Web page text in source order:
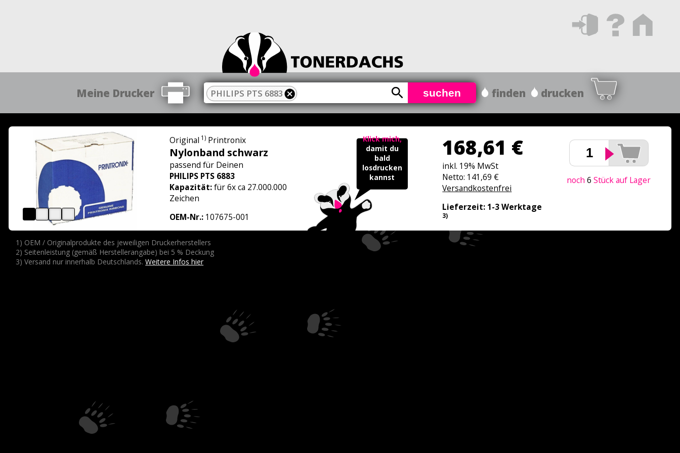
Meine Drucker PHILIPS PTS 6883 suchen finden drucken
Original 1) Printronix
Nylonband schwarz
passend für Deinen
PHILIPS PTS 6883
Kapazität:für 6x ca 27.000.000
Zeichen
OEM-Nr.:107675-001
Klick mich,
damit du
bald
losdrucken
kannst
168,61 €
inkl. 19% MwSt
Netto: 141,69 €
Versandkostenfrei
Lieferzeit: 1-3 Werktage
3)
noch6Stück auf Lager
1) OEM / Originalprodukte des jeweiligen Druckerherstellers
2) Seitenleistung (gemäß Herstellerangabe) bei 5 % Deckung
3) Versand nur innerhalb Deutschlands.Weitere Infos hier